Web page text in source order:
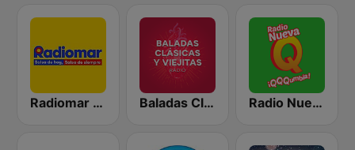
Radiomar 106.3 FM Baladas Clásicas y Viejitas Radio Radio Nueva Q